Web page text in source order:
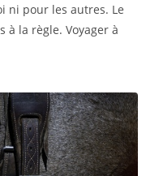
ni pour les autres. Le
à la règle. Voyager à